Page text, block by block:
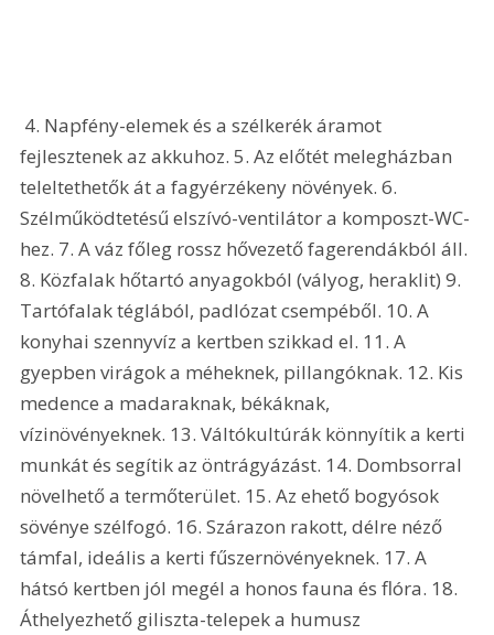
fejlesztenek az akkuhoz. 5. Az előtét melegházban
teleltethetők át a fagyérzékeny növények. 6.
Szélműködtetésű elszívó-ventilátor a komposzt-WC-
hez. 7. A váz főleg rossz hővezető fagerendákból áll.
8. Közfalak hőtartó anyagokból (vályog, heraklit) 9.
Tartófalak téglából, padlózat csempéből. 10. A
konyhai szennyvíz a kertben szikkad el. 11. A
gyepben virágok a méheknek, pillangóknak. 12. Kis
medence a madaraknak, békáknak,
vízinövényeknek. 13. Váltókultúrák könnyítik a kerti
munkát és segítik az öntrágyázást. 14. Dombsorral
növelhető a termőterület. 15. Az ehető bogyósok
sövénye szélfogó. 16. Szárazon rakott, délre néző
támfal, ideális a kerti fűszernövényeknek. 17. A
hátsó kertben jól megél a honos fauna és flóra. 18.
Áthelyezhető giliszta-telepek a humusz